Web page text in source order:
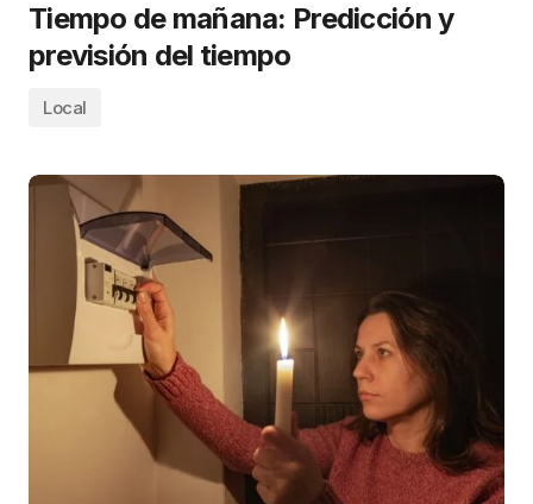
Tiempo de mañana: Predicción y
previsión del tiempo
Local